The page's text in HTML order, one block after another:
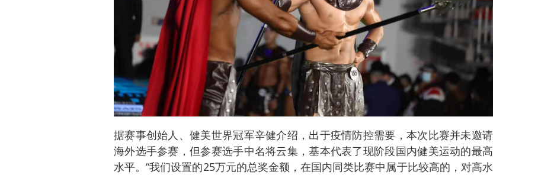
据赛事创始人、健美世界冠军辛健介绍，出于疫情防控需要，本次比赛并未邀请
海外选手参赛，但参赛选手中名将云集，基本代表了现阶段国内健美运动的最高
水平。“我们设置的25万元的总奖金额，在国内同类比赛中属于比较高的，对高水